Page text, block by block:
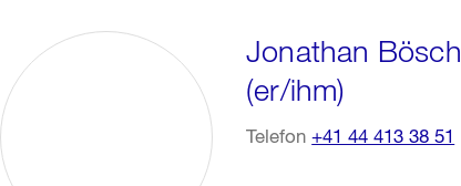
Jonathan Bösch
(er/ihm)
Telefon+41 44 413 38 51